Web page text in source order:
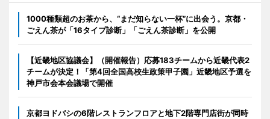
1000種類超のお茶から、“まだ知らない一杯”に出会う。京都・
ごえん茶が「16タイプ診断」「ごえん茶診断」を公開
【近畿地区協議会】（開催報告）応募183チームから近畿代表2
チームが決定！「第4回全国高校生政策甲子園」近畿地区予選を
神戸市会本会議場で開催
京都ヨドバシの6階レストランフロアと地下2階専門店街が同時